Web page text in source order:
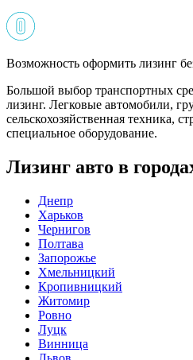
Возможность оформить лизинг
Большой выбор транспортных
лизинг. Легковые автомобили,
сельскохозяйственная техника,
специальное оборудование.
Лизинг авто в
Днепр
Харьков
Чернигов
Полтава
Запорожье
Хмельницкий
Кропивницкий
Житомир
Ровно
Луцк
Винница